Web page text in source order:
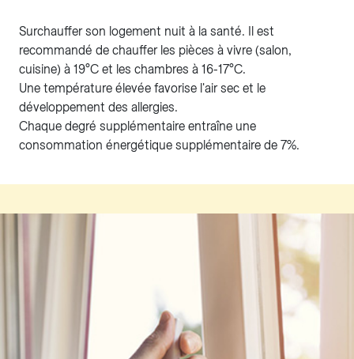
Surchauffer son logement nuit à la santé. Il est
recommandé de chauffer les pièces à vivre (salon,
cuisine) à 19°C et les chambres à 16-17°C.
Une température élevée favorise l'air sec et le
développement des allergies.
Chaque degré supplémentaire entraîne une
consommation énergétique supplémentaire de 7%.